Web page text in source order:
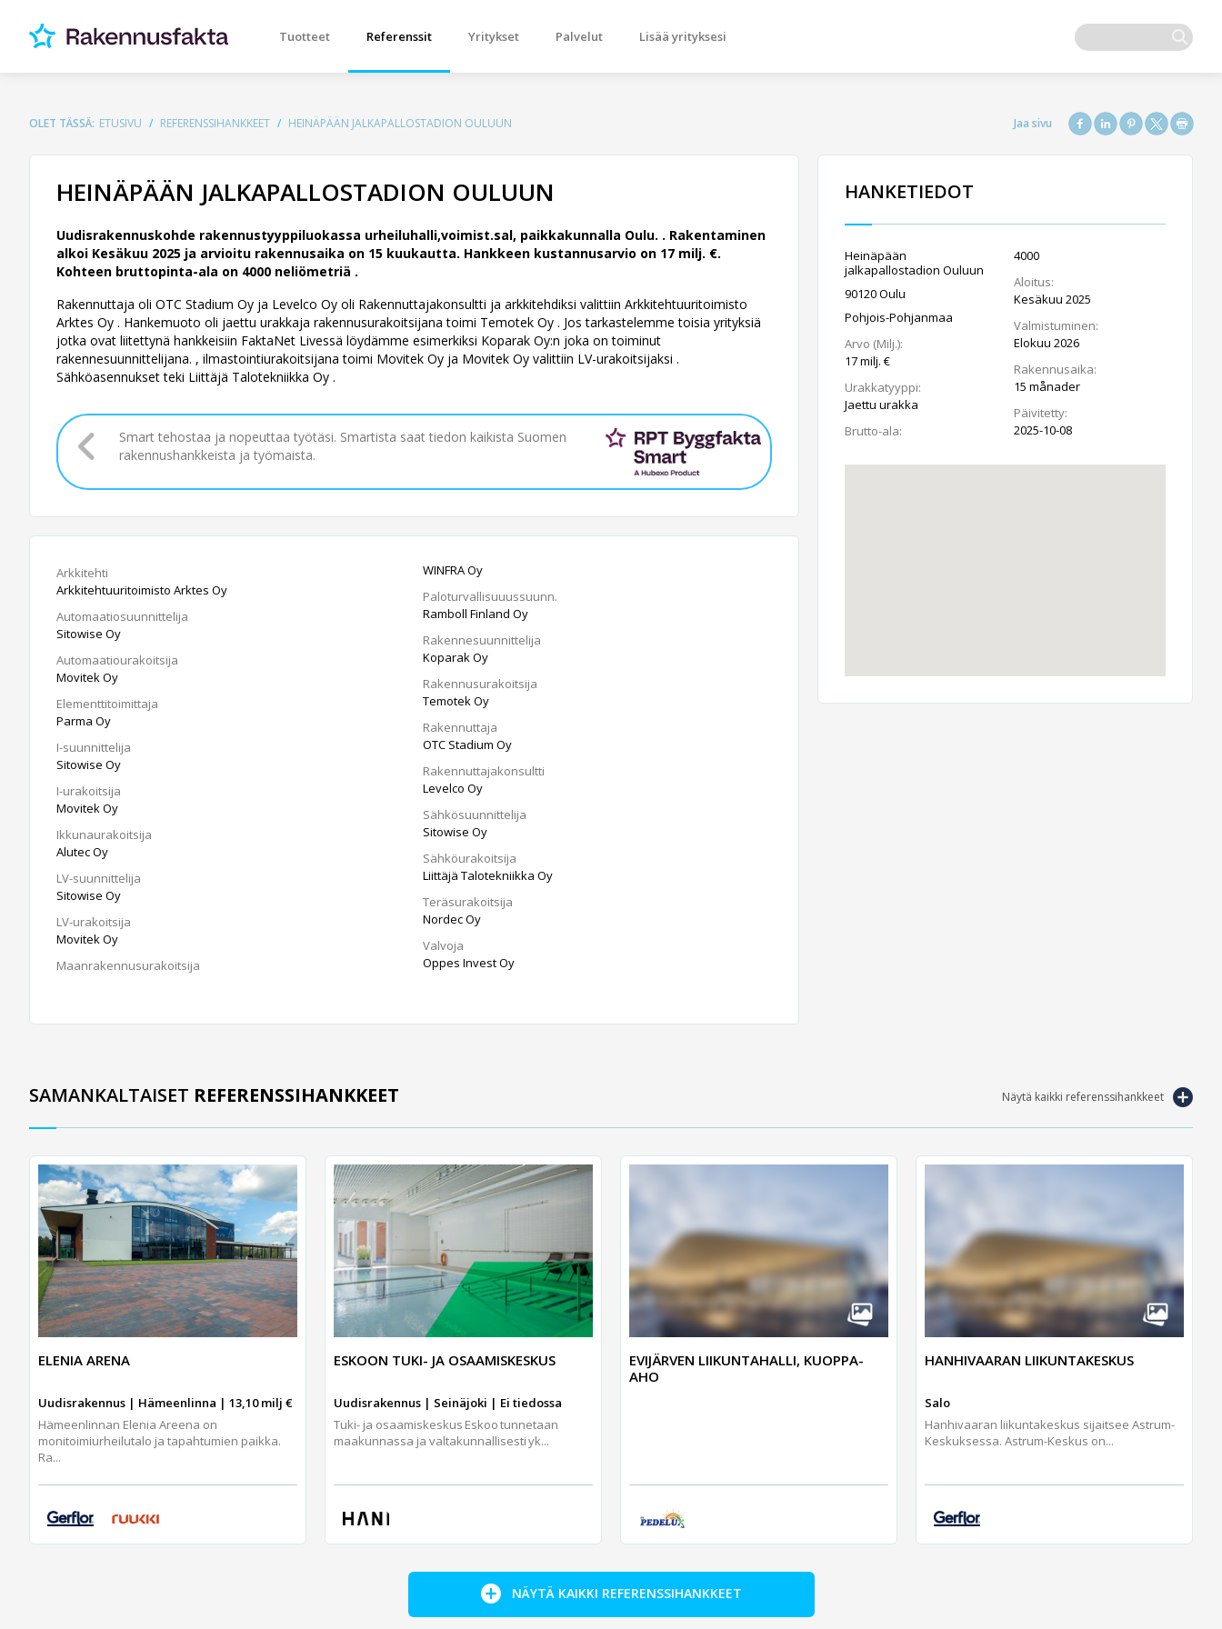
Tuotteet Referenssit Yritykset Palvelut Lisää yrityksesi
OLET TÄSSÄ: ETUSIVU REFERENSSIHANKKEET HEINÄPÄÄN JALKAPALLOSTADION OULUUN
HEINÄPÄÄN JALKAPALLOSTADION OULUUN
Uudisrakennuskohde rakennustyyppiluokassa urheiluhalli,voimist.sal, paikkakunnalla Oulu. . Rakentaminen
alkoi Kesäkuu 2025 ja arvioitu rakennusaika on 15 kuukautta. Hankkeen kustannusarvio on 17 milj. €.
Kohteen bruttopinta-ala on 4000 neliömetriä .
Rakennuttaja oli OTC Stadium Oy ja Levelco Oy oli Rakennuttajakonsultti ja arkkitehdiksi valittiin Arkkitehtuuritoimisto
Arktes Oy . Hankemuoto oli jaettu urakkaja rakennusurakoitsijana toimi Temotek Oy . Jos tarkastelemme toisia yrityksiä
jotka ovat liitettynä hankkeisiin FaktaNet Livessä löydämme esimerkiksi Koparak Oy:n joka on toiminut
rakennesuunnittelijana. , ilmastointiurakoitsijana toimi Movitek Oy ja Movitek Oy valittiin LV-urakoitsijaksi .
Sähköasennukset teki Liittäjä Talotekniikka Oy .
Smart tehostaa ja nopeuttaa työtäsi. Smartista saat tiedon kaikista Suomen
rakennushankkeista ja työmaista.
Arkkitehti
Arkkitehtuuritoimisto Arktes Oy
Automaatiosuunnittelija
Sitowise Oy
Automaatiourakoitsija
Movitek Oy
Elementtitoimittaja
Parma Oy
I-suunnittelija
Sitowise Oy
I-urakoitsija
Movitek Oy
Ikkunaurakoitsija
Alutec Oy
LV-suunnittelija
Sitowise Oy
LV-urakoitsija
Movitek Oy
Maanrakennusurakoitsija
WINFRA Oy
Paloturvallisuuussuunn.
Ramboll Finland Oy
Rakennesuunnittelija
Koparak Oy
Rakennusurakoitsija
Temotek Oy
Rakennuttaja
OTC Stadium Oy
Rakennuttajakonsultti
Levelco Oy
Sähkösuunnittelija
Sitowise Oy
Sähköurakoitsija
Liittäjä Talotekniikka Oy
Teräsurakoitsija
Nordec Oy
Valvoja
Oppes Invest Oy
HANKETIEDOT
Heinäpään
jalkapallostadion Ouluun
90120 Oulu
Pohjois-Pohjanmaa
Arvo (Milj.):
17 milj. €
Urakkatyyppi:
Jaettu urakka
Brutto-ala:
4000
Aloitus:
Kesäkuu 2025
Valmistuminen:
Elokuu 2026
Rakennusaika:
15 månader
Päivitetty:
2025-10-08
Näytä kaikki referenssihankkeet
SAMANKALTAISET REFERENSSIHANKKEET
ELENIA ARENA
Uudisrakennus | Hämeenlinna | 13,10 milj €
Hämeenlinnan Elenia Areena on
monitoimiurheilutalo ja tapahtumien paikka.
Ra...
ESKOON TUKI- JA OSAAMISKESKUS
Uudisrakennus | Seinäjoki | Ei tiedossa
Tuki- ja osaamiskeskus Eskoo tunnetaan
maakunnassa ja valtakunnallisesti yk...
EVIJÄRVEN LIIKUNTAHALLI, KUOPPA-
AHO
HANHIVAARAN LIIKUNTAKESKUS
Salo
Hanhivaaran liikuntakeskus sijaitsee Astrum-
Keskuksessa. Astrum-Keskus on...
NÄYTÄ KAIKKI REFERENSSIHANKKEET